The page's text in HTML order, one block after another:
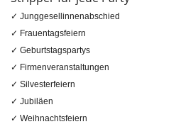
✓ Junggesellinnenabschied
✓ Frauentagsfeiern
✓ Geburtstagspartys
✓ Firmenveranstaltungen
✓ Silvesterfeiern
✓ Jubiläen
✓ Weihnachtsfeiern